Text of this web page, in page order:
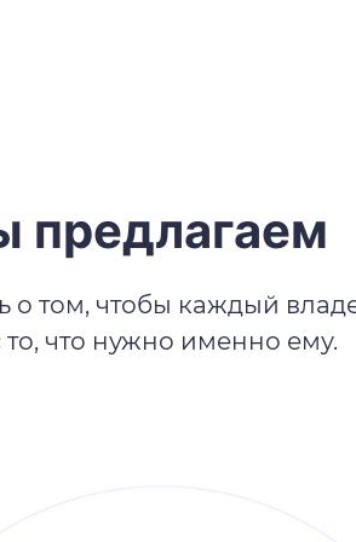
предлагаем
о том, чтобы каждый
что нужно именно ему.